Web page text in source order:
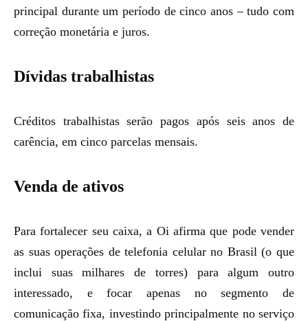
principal durante um período de cinco anos – tudo com
correção monetária e juros.
Dívidas trabalhistas
Créditos trabalhistas serão pagos após seis anos de
carência, em cinco parcelas mensais.
Venda de ativos
Para fortalecer seu caixa, a Oi afirma que pode vender
as suas operações de telefonia celular no Brasil (o que
inclui suas milhares de torres) para algum outro
interessado, e focar apenas no segmento de
comunicação fixa, investindo principalmente no serviço